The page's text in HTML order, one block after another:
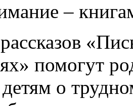
–
помогут
детям о